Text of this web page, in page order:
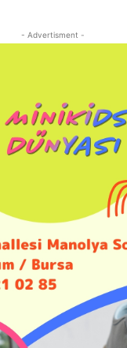
- Advertisment -